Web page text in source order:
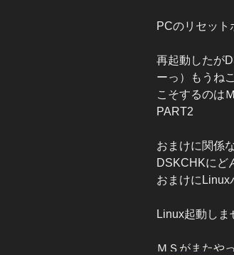
PCのリセット
再起動したが
ーっ）もうね
こそするのは
PART2
おまけに関係
DSKCHKに
おまけに
Linux起動し
ＭＳがまたや